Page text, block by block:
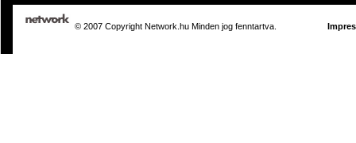
© 2007 Copyright Network.hu Minden jog fenntartva.